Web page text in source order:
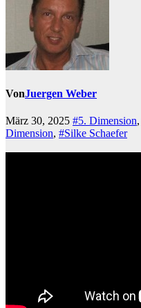
VonJuergen Weber
März 30, 2025 #5. Dimension,
Dimension, #Silke Schaefer